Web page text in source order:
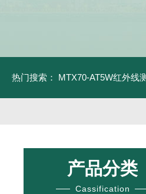
热门搜索： MTX70-AT5W红外线
产品分类
Cassification